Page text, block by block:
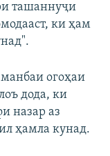
ташаннуҷи
ки ҳам
огоҳаи
дода, ки
назар аз
ҳамла кунад.